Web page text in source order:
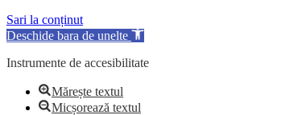
Sari la conținut
Deschide bara de unelte
Instrumente de accesibilitate
Mărește textul
Micșorează textul